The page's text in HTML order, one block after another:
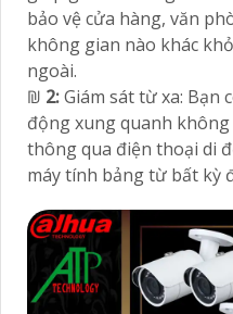
bảo vệ cửa hàng, văn
không gian nào khác
ngoài.
₪ 2:Giám sát từ xa: Bạn
động xung quanh
thông qua điện thoại di
máy tính bảng từ bất kỳ